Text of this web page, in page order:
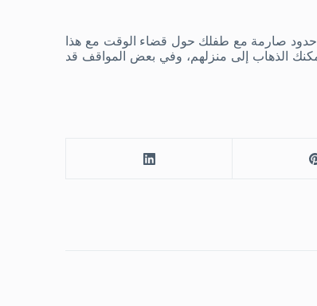
حدود صارمة مع طفلك حول قضاء الوقت مع هذا
الذهاب إلى منزلهم، وفي بعض المواقف قد